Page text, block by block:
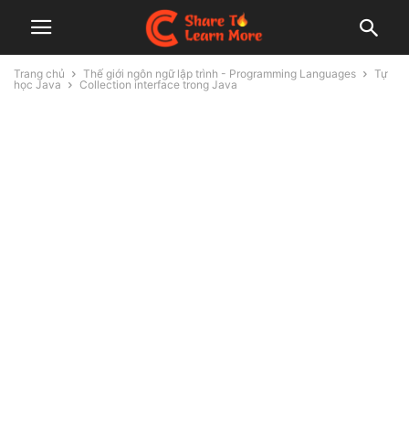
Trang chủ Thế giới ngôn ngữ lập trình - Programming Languages
Tự
học Java
Collection interface trong Java